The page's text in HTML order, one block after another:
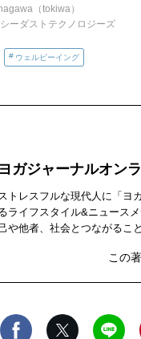
（tokiwa）
ーダストテクノロジーズ
ウェルビーイング
ヨガジャーナルオン
トレスフルな現代人に「ヨ
ライフスタイル&ニュース
や他者、社会とつながるこ
などウェルビーイングを実現
この
Facebook X（旧